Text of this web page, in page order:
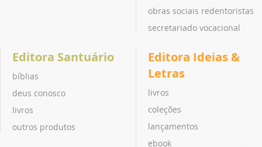
obras sociais redentoristas
secretariado vocacional
Editora Santuário
bíblias
deus conosco
livros
outros produtos
Editora Ideias &
Letras
livros
coleções
lançamentos
ebook